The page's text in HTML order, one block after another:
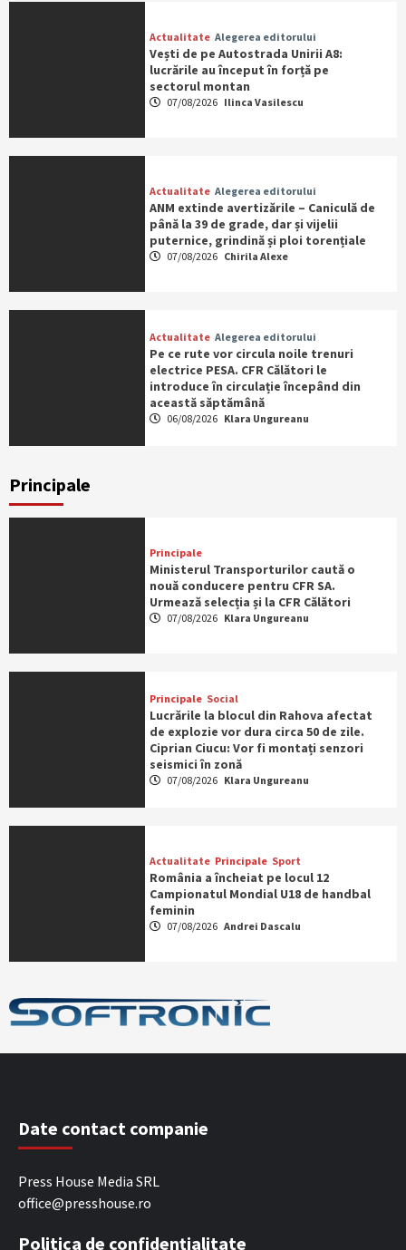
Actualitate Alegerea editorului
Vești de pe Autostrada Unirii A8:
lucrările au început în forță pe
sectorul montan
07/08/2026 Ilinca Vasilescu
Actualitate Alegerea editorului
ANM extinde avertizările – Caniculă de
până la 39 de grade, dar și vijelii
puternice, grindină și ploi torențiale
07/08/2026 Chirila Alexe
Actualitate Alegerea editorului
Pe ce rute vor circula noile trenuri
electrice PESA. CFR Călători le
introduce în circulație începând din
această săptămână
06/08/2026 Klara Ungureanu
Principale
Principale
Ministerul Transporturilor caută o
nouă conducere pentru CFR SA.
Urmează selecția și la CFR Călători
07/08/2026 Klara Ungureanu
Principale Social
Lucrările la blocul din Rahova afectat
de explozie vor dura circa 50 de zile.
Ciprian Ciucu: Vor fi montați senzori
seismici în zonă
07/08/2026 Klara Ungureanu
Actualitate Principale Sport
România a încheiat pe locul 12
Campionatul Mondial U18 de handbal
feminin
07/08/2026 Andrei Dascalu
Date contact companie
Press House Media SRL
office@presshouse.ro
Politica de confidențialitate